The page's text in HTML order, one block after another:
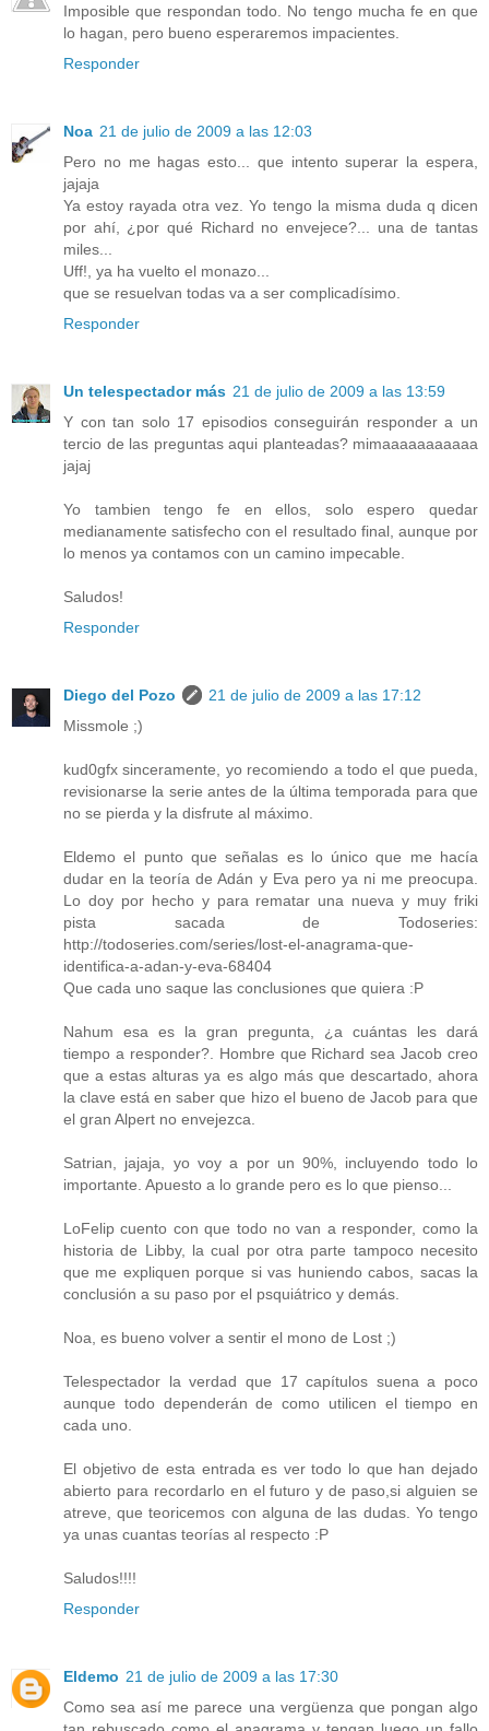
Imposible que respondan todo. No tengo mucha fe en que
lo hagan, pero bueno esperaremos impacientes.
Responder
Noa 21 de julio de 2009 a las 12:03
Pero no me hagas esto... que intento superar la espera,
jajaja
Ya estoy rayada otra vez. Yo tengo la misma duda q dicen
por ahí, ¿por qué Richard no envejece?... una de tantas
miles...
Uff!, ya ha vuelto el monazo...
que se resuelvan todas va a ser complicadísimo.
Responder
Un telespectador más 21 de julio de 2009 a las 13:59
Y con tan solo 17 episodios conseguirán responder a un
tercio de las preguntas aqui planteadas? mimaaaaaaaaaaa
jajaj
Yo tambien tengo fe en ellos, solo espero quedar
medianamente satisfecho con el resultado final, aunque por
lo menos ya contamos con un camino impecable.
Saludos!
Responder
Diego del Pozo
21 de julio de 2009 a las 17:12
Missmole ;)
kud0gfx sinceramente, yo recomiendo a todo el que pueda,
revisionarse la serie antes de la última temporada para que
no se pierda y la disfrute al máximo.
Eldemo el punto que señalas es lo único que me hacía
dudar en la teoría de Adán y Eva pero ya ni me preocupa.
Lo doy por hecho y para rematar una nueva y muy friki
pista sacada de Todoseries:
http://todoseries.com/series/lost-el-anagrama-que-
identifica-a-adan-y-eva-68404
Que cada uno saque las conclusiones que quiera :P
Nahum esa es la gran pregunta, ¿a cuántas les dará
tiempo a responder?. Hombre que Richard sea Jacob creo
que a estas alturas ya es algo más que descartado, ahora
la clave está en saber que hizo el bueno de Jacob para que
el gran Alpert no envejezca.
Satrian, jajaja, yo voy a por un 90%, incluyendo todo lo
importante. Apuesto a lo grande pero es lo que pienso...
LoFelip cuento con que todo no van a responder, como la
historia de Libby, la cual por otra parte tampoco necesito
que me expliquen porque si vas huniendo cabos, sacas la
conclusión a su paso por el psquiátrico y demás.
Noa, es bueno volver a sentir el mono de Lost ;)
Telespectador la verdad que 17 capítulos suena a poco
aunque todo dependerán de como utilicen el tiempo en
cada uno.
El objetivo de esta entrada es ver todo lo que han dejado
abierto para recordarlo en el futuro y de paso,si alguien se
atreve, que teoricemos con alguna de las dudas. Yo tengo
ya unas cuantas teorías al respecto :P
Saludos!!!!
Responder
Eldemo 21 de julio de 2009 a las 17:30
Como sea así me parece una vergüenza que pongan algo